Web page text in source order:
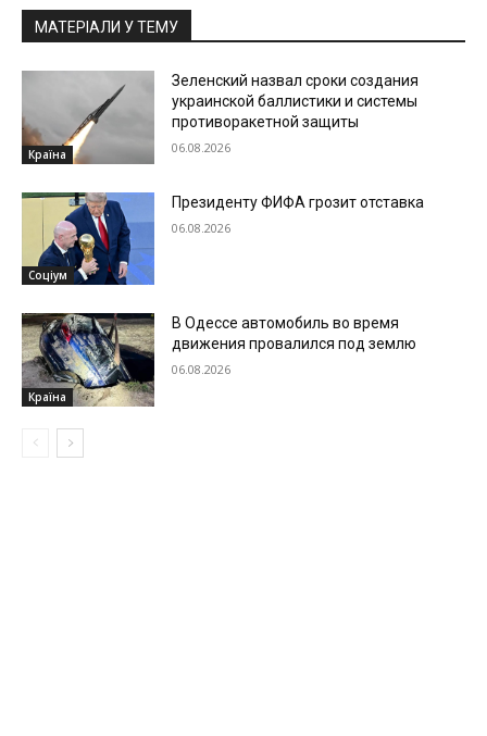
МАТЕРІАЛИ У ТЕМУ
Країна
Зеленский назвал сроки создания
украинской баллистики и системы
противоракетной защиты
06.08.2026
Соціум
Президенту ФИФА грозит отставка
06.08.2026
Країна
В Одессе автомобиль во время
движения провалился под землю
06.08.2026